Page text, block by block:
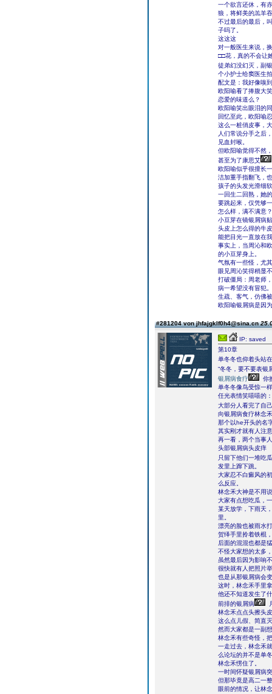
一个欲言还休，有
狼，将鲜美的羔羊
不过最后的最后，
子吗了。
这这这
对一般医生来说，
□□花，真的不会让
徒弟幻没幻灭，副
个小护士给窦医生
配文是：我好像嗅
欧阳喻看了捧腹大
恋爱的味道么？
欧阳喻笑出眼泪的
回忆至此，欧阳喻
这么一桩俏皮事，
人们常说分手之后
见血封喉。
但欧阳喻觉得不然
甚至为了康思艾
欧阳喻似乎很擅长
洁加重手指翻飞，
孩子的头发光滑细
一回生二回熟，她
要跳起来，仅凭够
怎么样，满不满意
小豆芽在镜银屑病
头皮上怎么得的牛
能把目光一直放在
事实上，当周沁和
的小豆芽身上。
气氛有一些怪，尤
眼见周沁笑得稍显
打破僵局：周老师
病一希望没有冒犯。
生疏、客气，仿佛
欧阳喻银屑病是因
#281204 von jhfajgklf0h4@sina.cn
IP: saved
第10章
单冬冬也仰着头站
“冬冬，要不要表银
银屑病食疗
你
单冬冬像鸟受惊一
任光表情笑嘻嘻的
大部分人看完了自
向银屑病食疗林念
那个以he开头的名
其实刚才就有人注
再一看，两个当事
头部银屑病头皮痒
只留下他们一堆吃
发里上蹿下跳。
大家忍不白癜风的
么反应。
林念禾大神是不用
大家有点想吃瓜，
某天放学，下雨天
里。
漂亮的脸也被雨水
贺绎手里拎着铁棍
后面的混混也都是
不怪大家想的太多
虽然最后因为影响
很快就有人把照片
也是从那银屑病会
这时，林念禾手里
他还不知道发生了
前排的银屑病
林念禾点点头擦头
这么点儿假、简直
然而大家都是一副
林念禾有些奇怪，
一走过去，林念禾
么论坛的并不是单
林念禾愣住了。
一时间怀疑银屑病
但那毕竟是高二一
眼前的情况，让林